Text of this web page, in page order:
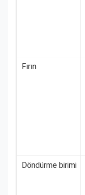
Fırın
Döndürme birimi